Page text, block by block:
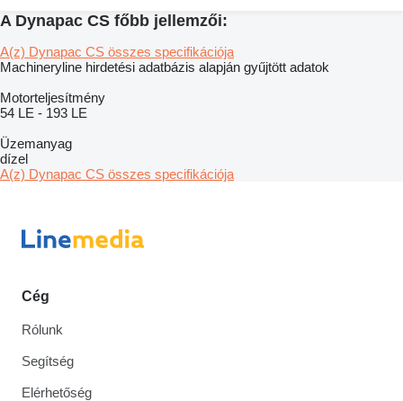
A Dynapac CS főbb jellemzői:
A(z) Dynapac CS összes specifikációja
Machineryline hirdetési adatbázis alapján gyűjtött adatok
Motorteljesítmény
54 LE - 193 LE
Üzemanyag
dízel
A(z) Dynapac CS összes specifikációja
Cég
Rólunk
Segítség
Elérhetőség